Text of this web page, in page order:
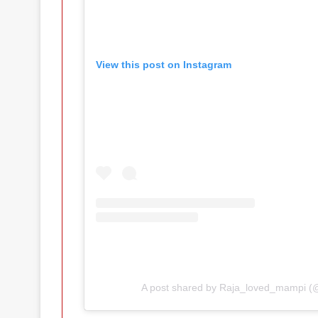
View this post on Instagram
A post shared by Raja_loved_mampi